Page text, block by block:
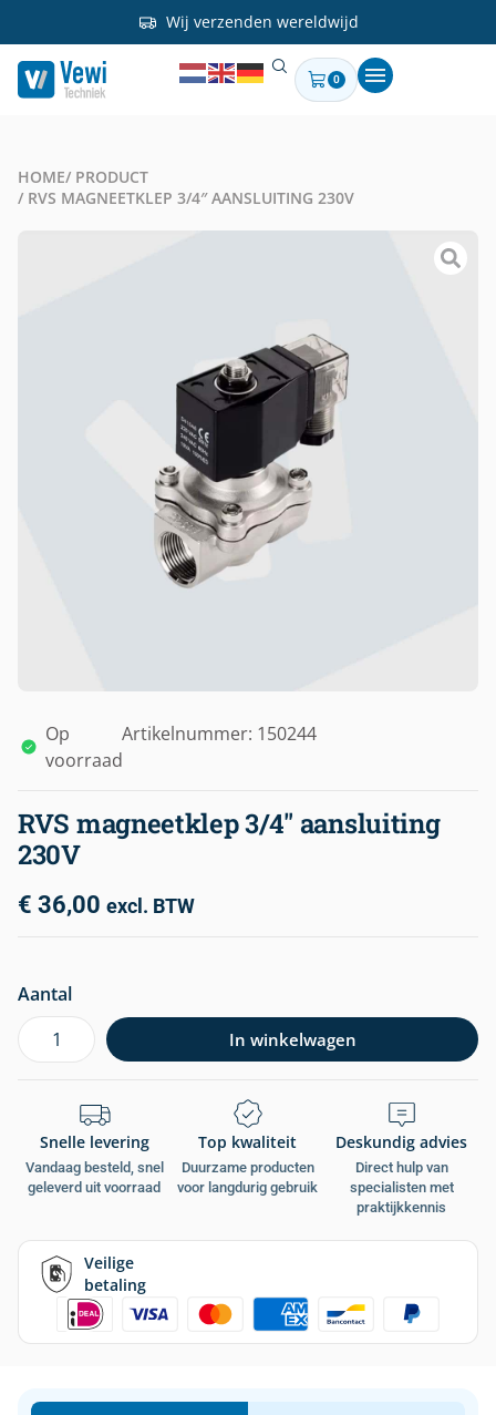
Wij verzenden wereldwijd
0
HOME/ PRODUCT
/ RVS MAGNEETKLEP 3/4″ AANSLUITING 230V
Op
voorraad
Artikelnummer: 150244
RVS magneetklep 3/4″ aansluiting
230V
€ 36,00 excl. BTW
Aantal
In winkelwagen
Snelle levering
Vandaag besteld, snel
geleverd uit voorraad
Top kwaliteit
Duurzame producten
voor langdurig gebruik
Deskundig advies
Direct hulp van
specialisten met
praktijkkennis
Veilige
betaling